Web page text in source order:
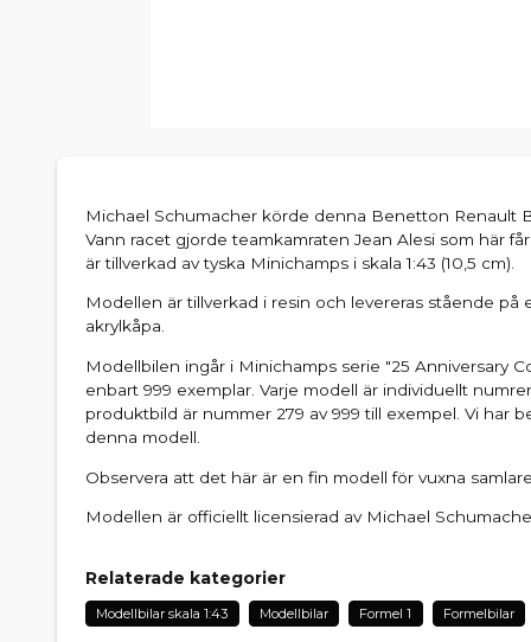
Michael Schumacher körde denna Benetton Renault
Vann racet gjorde teamkamraten Jean Alesi som här
är tillverkad av tyska Minichamps i skala 1:43 (10,5 cm).
Modellen är tillverkad i resin och levereras stående
akrylkåpa.
Modellbilen ingår i Minichamps serie "25 Anniversary
enbart 999 exemplar. Varje modell är individuellt
produktbild är nummer 279 av 999 till exempel. Vi har
denna modell.
Observera att det här är en fin modell för vuxna
Modellen är officiellt licensierad av Michael
Relaterade kategorier
Modellbilar skala 1:43 Modellbilar Formel 1 Formelbilar